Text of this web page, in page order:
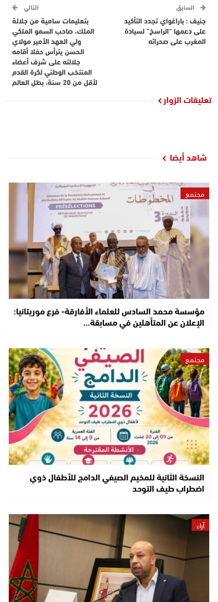
السابق
جنيف : باراغواي تجدد التأكيد
على دعمها “الراسخ” لسيادة
المغرب على صحرائه
التالي
بتعليمات سامية من جلالة
الملك، صاحب السمو الملكي
ولي العهد الأمير مولاي
الحسن يترأس حفلا أقامه
جلالته على شرف أعضاء
المنتخب الوطني لكرة القدم
لأقل من 20 سنة، بطل العالم
تعليقات الزوار
شاهد أيضا
مجتمع
مؤسسة محمد السادس للعلماء الأفارقة- فرع موريتانيا:
الإعلان عن المتأهلين في مسابقة…
مجتمع
النسخة الثانية للمخيم الصيفي الدامج للأطفال ذوي
اضطراب طيف التوحد
آراء